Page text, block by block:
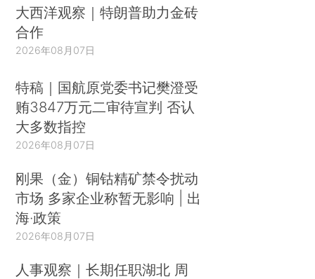
大西洋观察｜特朗普助力金砖
合作
2026年08月07日
特稿｜国航原党委书记樊澄受
贿3847万元二审待宣判 否认
大多数指控
2026年08月07日
刚果（金）铜钴精矿禁令扰动
市场 多家企业称暂无影响 | 出
海·政策
2026年08月07日
人事观察｜长期任职湖北 周